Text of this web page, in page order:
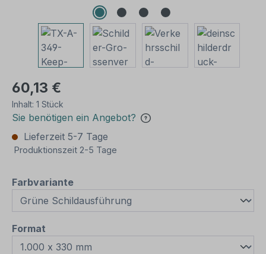
60,13 €
Inhalt: 1 Stück
Sie benötigen ein Angebot?
Lieferzeit 5-7 Tage
Produktionszeit 2-5 Tage
Farbvarianteauswählen
Format